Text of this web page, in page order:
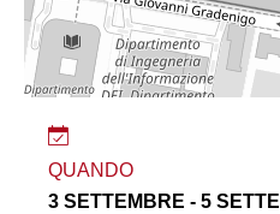
QUANDO
3 SETTEMBRE - 5